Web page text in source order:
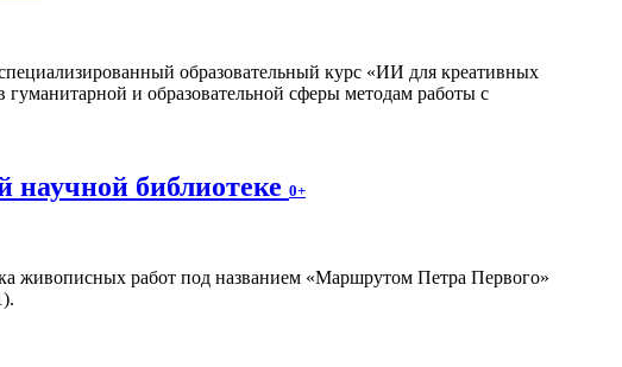
образовательный курс «ИИ для креативных
и образовательной сферы методам работы с
библиотеке 0+
живописных работ под названием «Маршрутом Петра Первого»